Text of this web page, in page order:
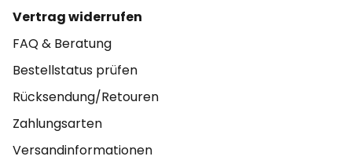
Vertrag widerrufen
FAQ & Beratung
Bestellstatus prüfen
Rücksendung/Retouren
Zahlungsarten
Versandinformationen